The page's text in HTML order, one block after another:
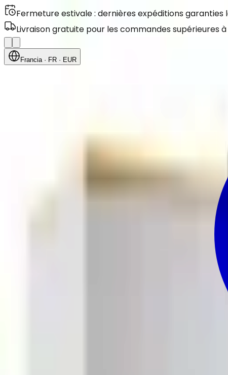
Fermeture estivale : dernières expéditions garanties
Livraison gratuite pour les commandes supérieures à
Francia· FR · EUR